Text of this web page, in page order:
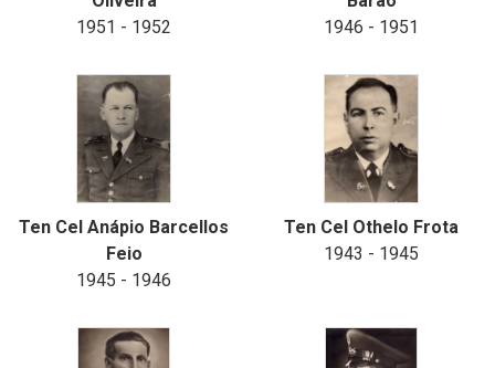
1951 - 1952
1946 - 1951
Ten Cel Anápio Barcellos
Feio
1945 - 1946
Ten Cel Othelo Frota
1943 - 1945